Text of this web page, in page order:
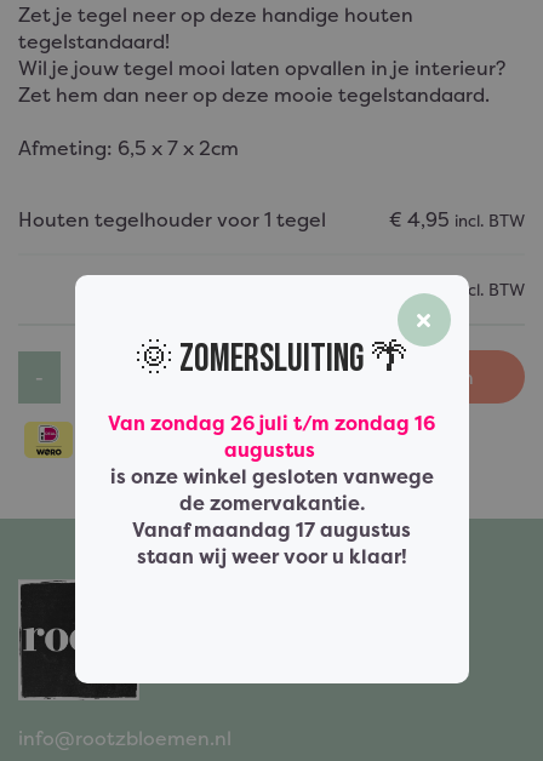
Zet je tegel neer op deze handige houten
tegelstandaard!
Wil je jouw tegel mooi laten opvallen in je interieur?
Zet hem dan neer op deze mooie tegelstandaard.
Afmeting: 6,5 x 7 x 2cm
Houten tegelhouder voor 1 tegel € 4,95 incl. BTW
4,95 incl. BTW
Toevoegen
info@rootzbloemen.nl
🌞 Zomersluiting 🌴
Van zondag 26 juli t/m zondag 16
augustus
is onze winkel gesloten vanwege
de zomervakantie.
Vanaf maandag 17 augustus
staan wij weer voor u klaar!